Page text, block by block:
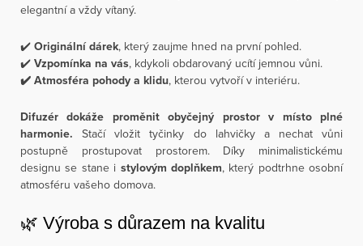
elegantní a vždy vítaný.
✔️ Originální dárek, který zaujme hned na první pohled.
✔️ Vzpomínka na vás, kdykoli obdarovaný ucítí jemnou vůni.
✔️ Atmosféra pohody a klidu, kterou vytvoří v interiéru.
Difuzér dokáže proměnit obyčejný prostor v místo plné
harmonie. Stačí vložit tyčinky do lahvičky a nechat vůni
postupně prostupovat prostorem. Díky minimalistickému
designu se stane i stylovým doplňkem, který podtrhne osobní
atmosféru vašeho domova.
🌿 Výroba s důrazem na kvalitu